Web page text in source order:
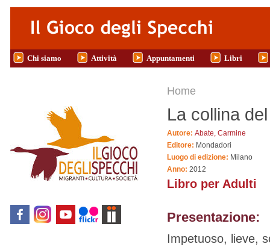
Salta al contenuto principale
Chi siamo Attività Appuntamenti Libri
Tu sei qui
Home
La collina
Autore: Abate, Carmine
Editore: Mondadori
Luogo di edizione: Milano
Anno: 2012
Libro per Adulti
Presentazione:
Impetuoso, lieve,